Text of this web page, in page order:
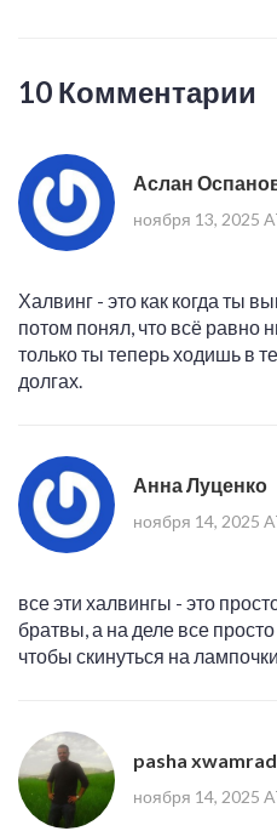
10 Комментарии
Аслан
ноября 13, 2025
Халвинг - это как когда ты
потом понял, что всё равно
только ты теперь ходишь в
долгах.
Анна Луценко
ноября 14, 2025
все эти халвингы - это
братвы, а на деле все
чтобы скинуться на лампочки
pasha xwamrad
ноября 14, 2025